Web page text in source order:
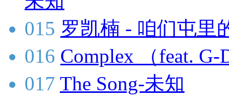
015 罗凯楠 - 咱们屯里
016 Complex （feat.
017 The Song-未知